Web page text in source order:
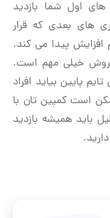
اول شما بازدید
های بعدی که قرار
پیدا می کند.
خیلی مهم است.
پایین بیاید افراد
است کمپین تان با
باید همیشه بازدید